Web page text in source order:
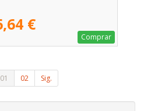
€
Comprar
01 02 Sig.